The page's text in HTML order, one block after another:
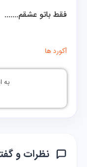
.......فقط باتو عشقم
آکورد ها
به
نظرات و